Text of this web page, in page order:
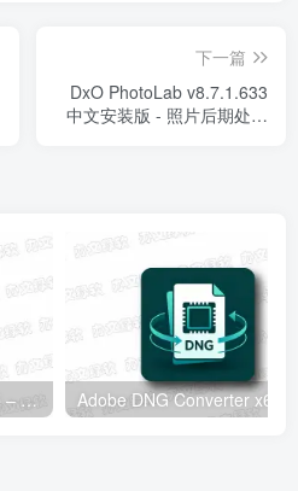
下一篇
DxO PhotoLab v8.7.1.633
中文安装版 - 照片后期处理
Adobe Camera Raw v18.5 – 专业RAW图像处理工具